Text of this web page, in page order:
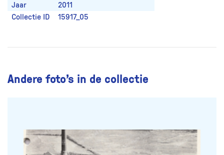
Jaar
2011
Collectie ID
15917_05
Andere foto’s in de collectie